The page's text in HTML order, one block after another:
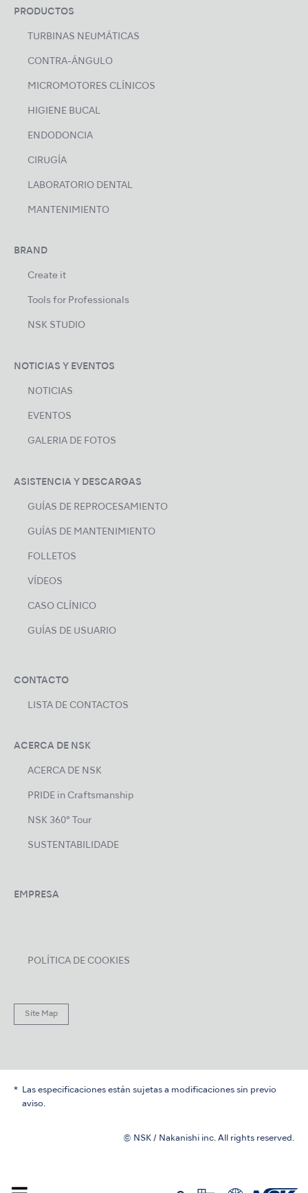
PRODUCTOS
TURBINAS NEUMÁTICAS
CONTRA-ÁNGULO
MICROMOTORES CLÍNICOS
HIGIENE BUCAL
ENDODONCIA
CIRUGÍA
LABORATORIO DENTAL
MANTENIMIENTO
BRAND
Create it
Tools for Professionals
NSK STUDIO
NOTICIAS Y EVENTOS
NOTICIAS
EVENTOS
GALERIA DE FOTOS
ASISTENCIA Y DESCARGAS
GUÍAS DE REPROCESAMIENTO
GUÍAS DE MANTENIMIENTO
FOLLETOS
VÍDEOS
CASO CLÍNICO
GUÍAS DE USUARIO
CONTACTO
LISTA DE CONTACTOS
ACERCA DE NSK
ACERCA DE NSK
PRIDE in Craftsmanship
NSK 360° Tour
SUSTENTABILIDADE
EMPRESA
POLÍTICA DE COOKIES
Site Map
Las especificaciones están sujetas a modificaciones sin previo
aviso.
© NSK / Nakanishi inc. All rights reserved.